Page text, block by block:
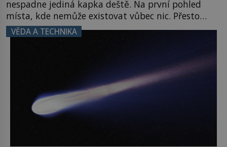
nespadne jediná kapka deště. Na první pohled
místa, kde nemůže existovat vůbec nic. Přesto
právě tady vědci objevují organismy, které
posouvají hranice života. Každý nový nález mění
napovídá, kde bychom jednou […]
VĚDA A TECHNIKA